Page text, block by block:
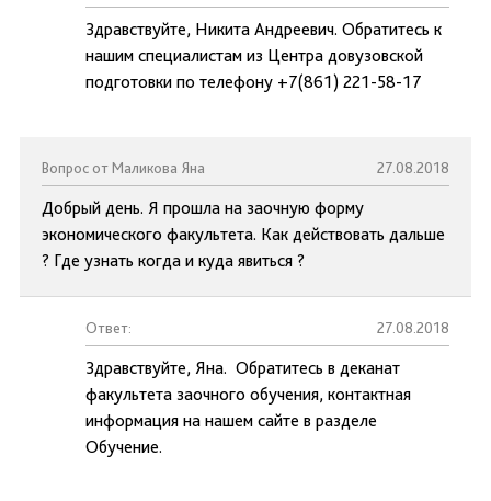
Здравствуйте, Никита Андреевич. Обратитесь к
нашим специалистам из Центра довузовской
подготовки по телефону +7(861) 221-58-17
Вопрос от Маликова Яна 27.08.2018
Добрый день. Я прошла на заочную форму
экономического факультета. Как действовать дальше
? Где узнать когда и куда явиться ?
Ответ: 27.08.2018
Здравствуйте, Яна. Обратитесь в деканат
факультета заочного обучения, контактная
информация на нашем сайте в разделе
Обучение.